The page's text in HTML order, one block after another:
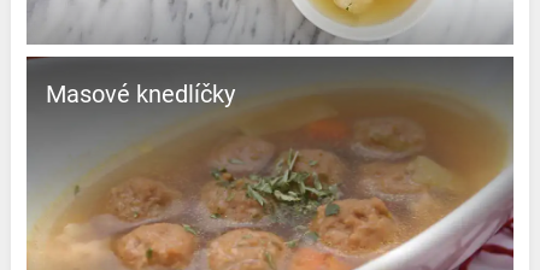
Masové knedlíčky